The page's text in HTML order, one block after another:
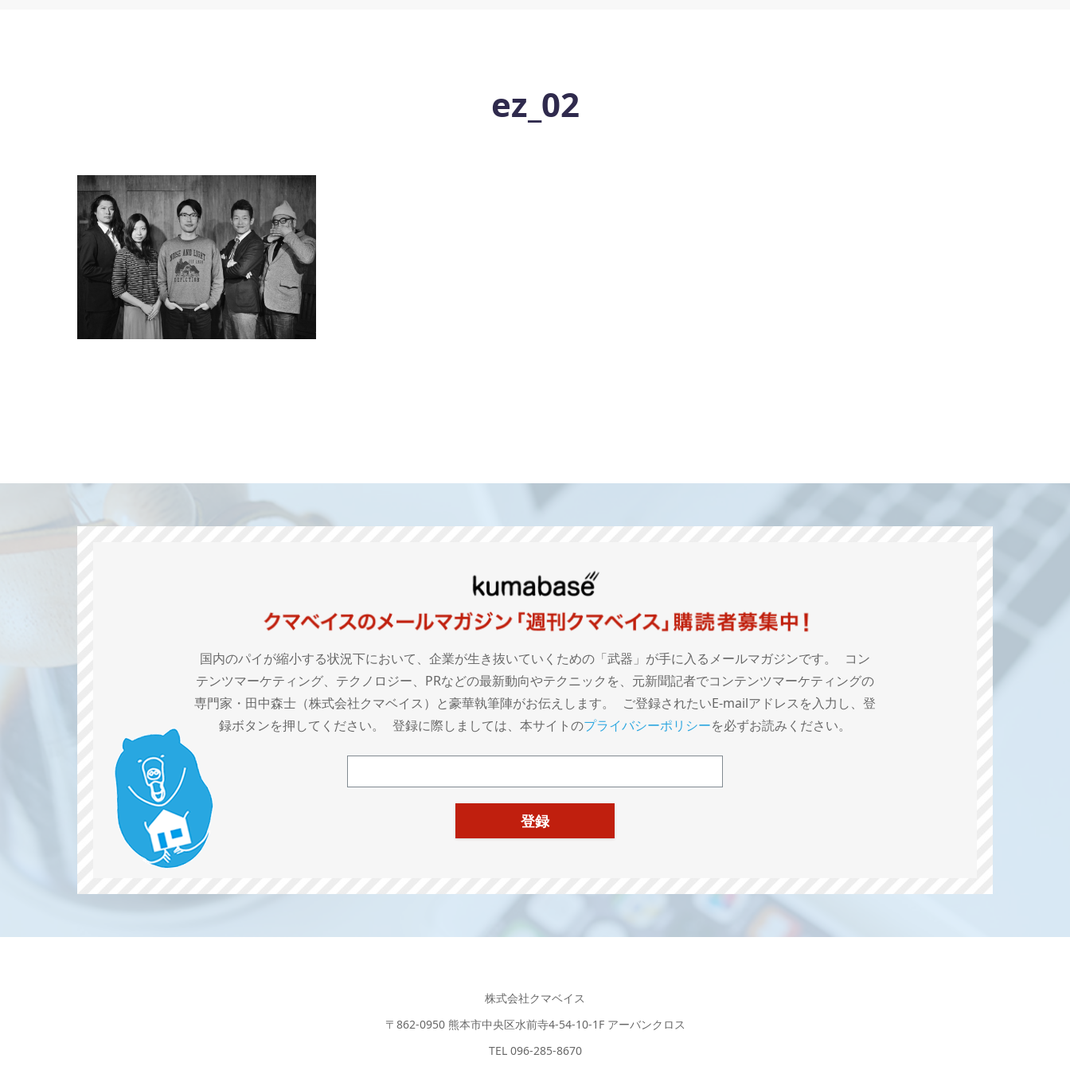
ez_02
国内のパイが縮小する状況下において、企業が生き抜いていくための「武器」が手に入るメールマガジンです。 コン
テンツマーケティング、テクノロジー、PRなどの最新動向やテクニックを、元新聞記者でコンテンツマーケティングの
専門家・田中森士（株式会社クマベイス）と豪華執筆陣がお伝えします。 ご登録されたいE-mailアドレスを入力し、登
録ボタンを押してください。 登録に際しましては、本サイトのプライバシーポリシーを必ずお読みください。
株式会社クマベイス
〒862-0950 熊本市中央区水前寺4-54-10-1F アーバンクロス
TEL 096-285-8670